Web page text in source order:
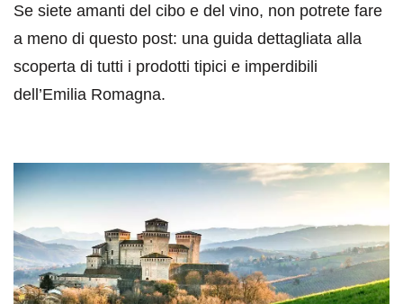
Se siete amanti del cibo e del vino, non potrete fare
a meno di questo post: una guida dettagliata alla
scoperta di tutti i prodotti tipici e imperdibili
dell’Emilia Romagna.